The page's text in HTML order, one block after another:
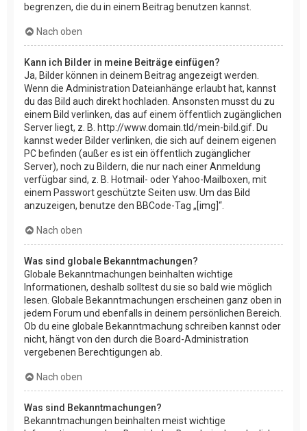
begrenzen, die du in einem Beitrag benutzen kannst.
Nach oben
Kann ich Bilder in meine Beiträge einfügen?
Ja, Bilder können in deinem Beitrag angezeigt werden.
Wenn die Administration Dateianhänge erlaubt hat, kannst
du das Bild auch direkt hochladen. Ansonsten musst du zu
einem Bild verlinken, das auf einem öffentlich zugänglichen
Server liegt, z. B. http://www.domain.tld/mein-bild.gif. Du
kannst weder Bilder verlinken, die sich auf deinem eigenen
PC befinden (außer es ist ein öffentlich zugänglicher
Server), noch zu Bildern, die nur nach einer Anmeldung
verfügbar sind, z. B. Hotmail- oder Yahoo-Mailboxen, mit
einem Passwort geschützte Seiten usw. Um das Bild
anzuzeigen, benutze den BBCode-Tag „[img]“.
Nach oben
Was sind globale Bekanntmachungen?
Globale Bekanntmachungen beinhalten wichtige
Informationen, deshalb solltest du sie so bald wie möglich
lesen. Globale Bekanntmachungen erscheinen ganz oben in
jedem Forum und ebenfalls in deinem persönlichen Bereich.
Ob du eine globale Bekanntmachung schreiben kannst oder
nicht, hängt von den durch die Board-Administration
vergebenen Berechtigungen ab.
Nach oben
Was sind Bekanntmachungen?
Bekanntmachungen beinhalten meist wichtige